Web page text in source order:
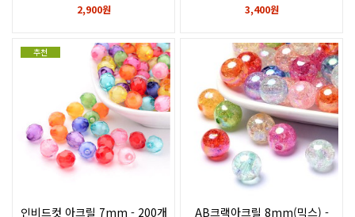
2,900원 3,400원
추천
인비드컷 아크릴 7mm - 200개
AB크랙아크릴 8mm(믹스) -